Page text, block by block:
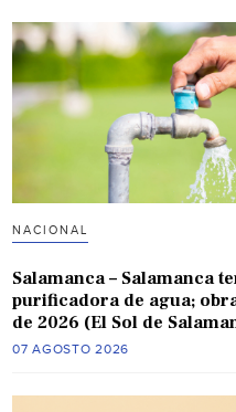
NACIONAL
Salamanca – Salamanca
purificadora de agua;
de 2026 (El Sol de
07 AGOSTO 2026